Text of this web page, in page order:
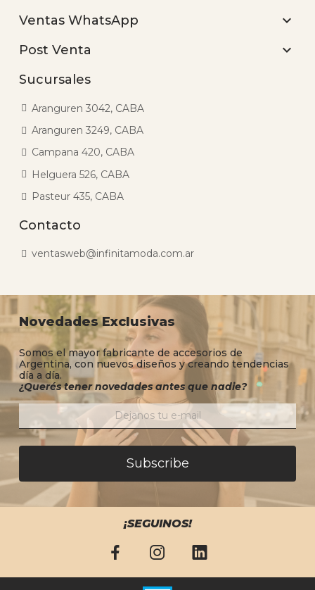
Ventas WhatsApp 
Post Venta 
Sucursales
Aranguren 3042, CABA
Aranguren 3249, CABA
Campana 420, CABA
Helguera 526, CABA
Pasteur 435, CABA
Contacto
ventasweb@infinitamoda.com.ar
Novedades Exclusivas
Somos el mayor fabricante de accesorios de
Argentina, con nuevos diseños y creando tendencias
día a día.
¿Querés tener novedades antes que nadie?
Subscribe
¡SEGUINOS!